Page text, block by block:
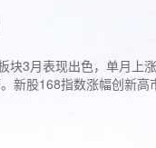
块3月表现出色，单月上
新股168指数涨幅创新